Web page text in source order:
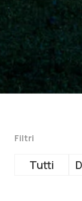
Filtri
Tutti